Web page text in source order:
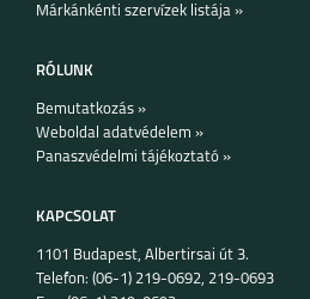
Márkánkénti szervízek listája »
RÓLUNK
Bemutatkozás »
Weboldal adatvédelem »
Panaszvédelmi tájékoztató »
KAPCSOLAT
1101 Budapest, Albertirsai út 3.
Telefon: (06-1) 219-0692, 219-0693